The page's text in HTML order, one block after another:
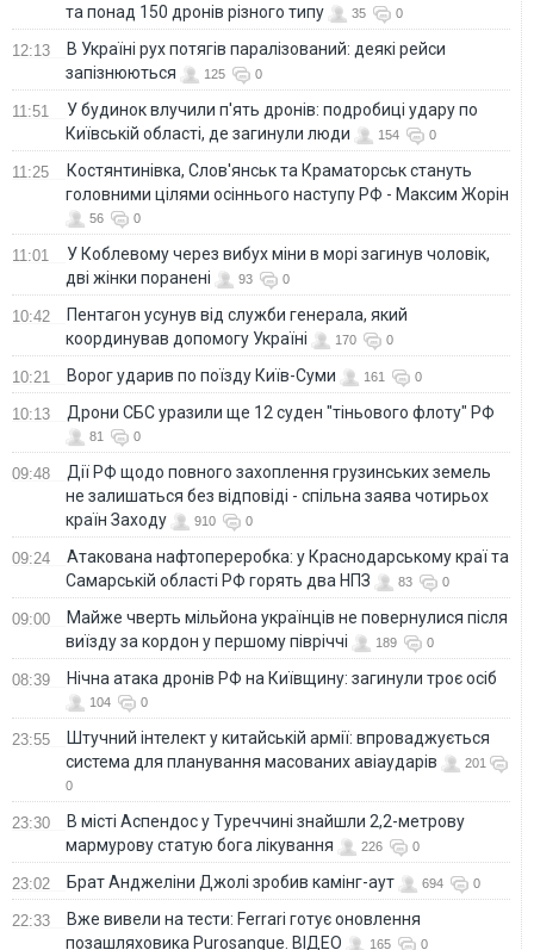
та понад 150 дронів різного типу
35 0
12:13
В Україні рух потягів паралізований: деякі рейси
запізнюються
125 0
11:51
У будинок влучили п'ять дронів: подробиці удару по
Київській області, де загинули люди
154 0
11:25
Костянтинівка, Слов'янськ та Краматорськ стануть
головними цілями осіннього наступу РФ - Максим Жорін
56 0
11:01
У Коблевому через вибух міни в морі загинув чоловік,
дві жінки поранені
93 0
10:42
Пентагон усунув від служби генерала, який
координував допомогу Україні
170 0
10:21 Ворог ударив по поїзду Київ-Суми 161 0
10:13 Дрони СБС уразили ще 12 суден "тіньового флоту" РФ
81 0
09:48
Дії РФ щодо повного захоплення грузинських земель
не залишаться без відповіді - спільна заява чотирьох
країн Заходу
910 0
09:24
Атакована нафтопереробка: у Краснодарському краї та
Самарській області РФ горять два НПЗ
83 0
09:00
Майже чверть мільйона українців не повернулися після
виїзду за кордон у першому півріччі
189 0
08:39 Нічна атака дронів РФ на Київщину: загинули троє осіб
104 0
23:55
Штучний інтелект у китайській армії: впроваджується
система для планування масованих авіаударів
201
0
23:30
В місті Аспендос у Туреччині знайшли 2,2-метрову
мармурову статую бога лікування
226 0
23:02 Брат Анджеліни Джолі зробив камінг-аут 694 0
22:33
Вже вивели на тести: Ferrari готує оновлення
позашляховика Purosangue. ВІДЕО
165 0